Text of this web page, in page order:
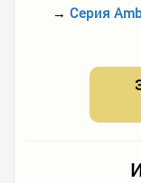
→ Серия